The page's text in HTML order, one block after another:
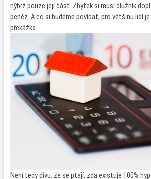
nýbrž pouze její část. Zbytek si musí dlužník
peněz. A co si budeme povídat, pro většinu lidí
překážka.
Není tedy divu, že se ptají, zda existuje 100%